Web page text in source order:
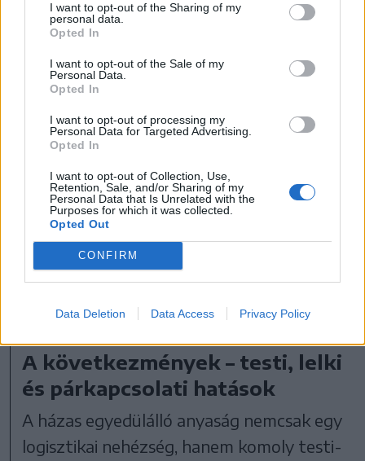
I want to opt-out of the Sharing of my
personal data.
Opted In
I want to opt-out of the Sale of my
Personal Data.
Opted In
I want to opt-out of processing my
Personal Data for Targeted Advertising.
Opted In
I want to opt-out of Collection, Use,
Retention, Sale, and/or Sharing of my
Personal Data that Is Unrelated with the
Purposes for which it was collected.
Opted Out
CONFIRM
Data Deletion Data Access Privacy Policy
sem venni.
A jó anya, jó feleség és jó
munkavállaló szerepfeszültsége:
tökéletes anyának, gondoskodó
és háztartásvezetőnek lenniük. Ez a
nyomás különösen nagy akkor, ha
mindezt gyakorlatilag egyedül
próbálják megvalósítani, miközben a
társuk fizikailag vagy mentálisan
keveset van jelen.
A következmények – testi, lelki
és párkapcsolati hatások
A házas egyedülálló anyaság nemcsak egy
logisztikai nehézség, hanem komoly testi-